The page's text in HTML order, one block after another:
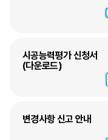
시공능력평가 신청서
(다운로드)
변경사항 신고 안내